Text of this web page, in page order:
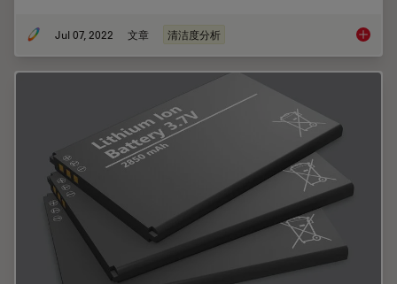
Jul 07, 2022 文章 清洁度分析 高效颗